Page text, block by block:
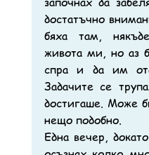
достатъчно
бяха там,
живота ми, но аз
спра и да им
Задачите се
достигаше. Може
нещо подобно.
Една вечер,